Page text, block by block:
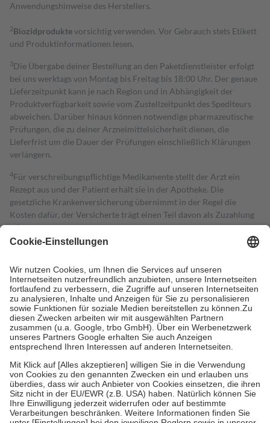
Anwendungshinweise des Herstellers.
2Biozidproduktevorsichtig verwenden. Vor Gebrauch stets Etikett
und Produktinformationen lesen.
3Die Übergabe deiner Bestellung an den Paketdienstleister erfolgt
bei uns werktags von Montag bis Freitag bis 18:00 Uhr. Der genaue
Lieferzeitpunkt kann je nach Region und in Abhängigkeit der
Produktverfügbarkeit sowie vom Zustellzeitpunkt des Spediteurs
abweichen. Darüber hinaus können notwendige pharmazeutische
Prüfungen, die zu deiner Arzneimittelsicherheit dienen, die
Lieferfrist um die Dauer der Prüfungen einschließlich Klärungen
verlängern.
4Für verschreibungspflichtige Medikamente stellt der Arzt ein
Rezept aus und der Patient erhält sie in der Apotheke. Die
gesetzliche Krankenversicherung übernimmt in der Regel die
Kosten dafür, der Versicherte trägt einen Teil davon als Zuzahlung
mit.
Grundsätzlich leisten Mitglieder Zuzahlungen in Höhe von zehn
höchstens zehn Euro.
Es sind jedoch nie mehr als die tatsächlichen
Kosten der Leistung zu entrichten.
Diese Regeln gelten grundsätzlich auch für Online-Apotheken.
Bei Heilmitteln und häuslicher Krankenpflege beträgt die
Zuzahlung zehn Prozent der Kosten sowie zehn Euro je
Verordnung.
Um das Engagement der Versicherten für ihre eigene Gesundheit zu
stärken und die besondere Stellung der Familie zu unterstützen,
fallenkeine Zuzahlungenan bei:
• Kindern und Jugendlichen bis zum vollendeten 18. Lebensjahr
mit Ausnahme der Fahrkosten
• Untersuchungen zur Vorsorge und Früherkennung, die von der
GKV getragen werden